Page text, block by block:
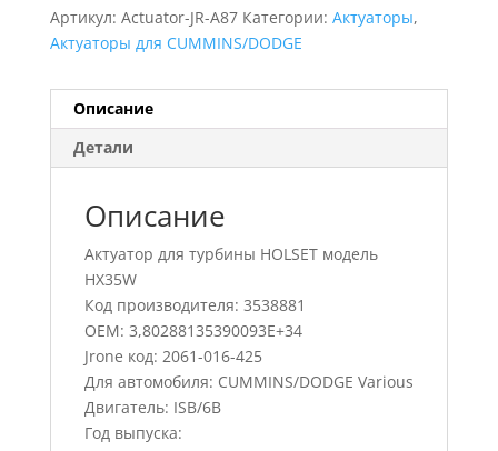
Артикул: Actuator-JR-A87 Категории: Актуаторы,
Актуаторы для CUMMINS/DODGE
Описание
Детали
Описание
Актуатор для турбины HOLSET модель
HX35W
Код производителя: 3538881
OEM: 3,80288135390093E+34
Jrone код: 2061-016-425
Для автомобиля: CUMMINS/DODGE Various
Двигатель: ISB/6B
Год выпуска: